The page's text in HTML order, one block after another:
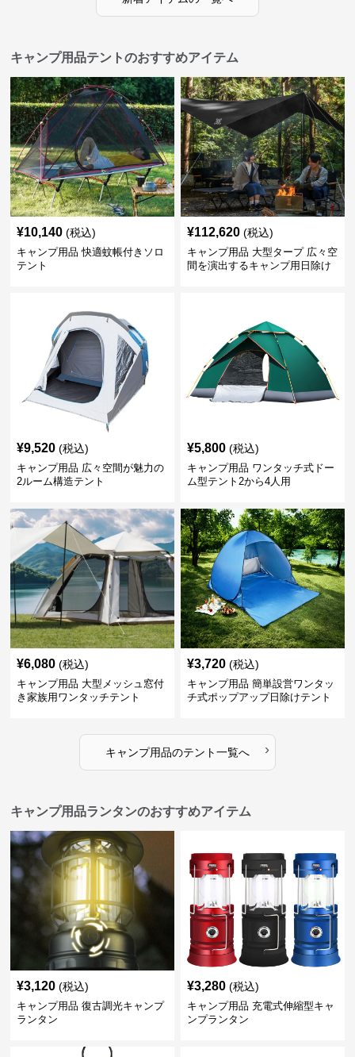
キャンプ用品テントのおすすめアイテム
¥10,140 (税込)
キャンプ用品 快適蚊帳付きソロ
テント
¥112,620 (税込)
キャンプ用品 大型タープ 広々空
間を演出するキャンプ用日除け
¥9,520 (税込)
キャンプ用品 広々空間が魅力の
2ルーム構造テント
¥5,800 (税込)
キャンプ用品 ワンタッチ式ドー
ム型テント2から4人用
¥6,080 (税込)
キャンプ用品 大型メッシュ窓付
き家族用ワンタッチテント
¥3,720 (税込)
キャンプ用品 簡単設営ワンタッ
チ式ポップアップ日除けテント
キャンプ用品のテント一覧へ ›
キャンプ用品ランタンのおすすめアイテム
¥3,120 (税込)
キャンプ用品 復古調光キャンプ
ランタン
¥3,280 (税込)
キャンプ用品 充電式伸縮型キャ
ンプランタン